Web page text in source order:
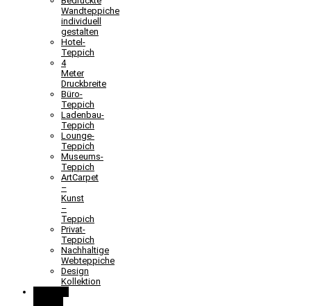
Wandteppiche
individuell
gestalten
Hotel-
Teppich
4
Meter
Druckbreite
Büro-
Teppich
Ladenbau-
Teppich
Lounge-
Teppich
Museums-
Teppich
ArtCarpet
–
Kunst
–
Teppich
Privat-
Teppich
Nachhaltige
Webteppiche
Design
Kollektion